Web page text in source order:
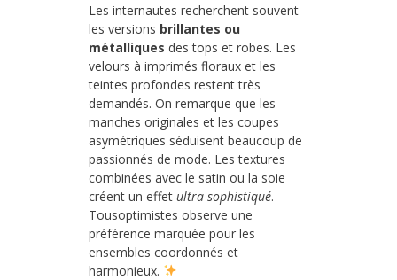
Les internautes recherchent souvent
les versions brillantes ou
métalliques des tops et robes. Les
velours à imprimés floraux et les
teintes profondes restent très
demandés. On remarque que les
manches originales et les coupes
asymétriques séduisent beaucoup de
passionnés de mode. Les textures
combinées avec le satin ou la soie
créent un effet ultra sophistiqué.
Tousoptimistes observe une
préférence marquée pour les
ensembles coordonnés et
harmonieux.